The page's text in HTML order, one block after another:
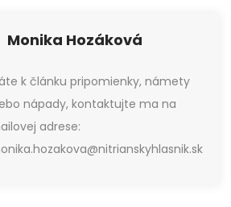
Monika Hozáková
k článku pripomienky, námety
nápady, kontaktujte ma na
adrese: